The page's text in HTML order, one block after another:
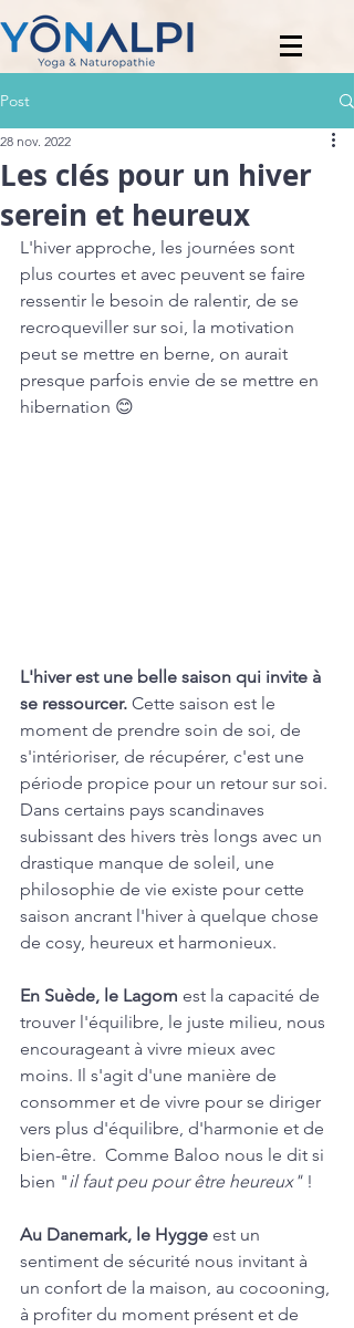
Post
Les clés pour un hiver
serein et heureux
28 nov. 2022
L'hiver approche, les journées sont
plus courtes et avec peuvent se faire
ressentir le besoin de ralentir, de se
recroqueviller sur soi, la motivation
peut se mettre en berne, on aurait
presque parfois envie de se mettre en
hibernation 😊
L'hiver est une belle saison qui invite à
se ressourcer. Cette saison est le
moment de prendre soin de soi, de
s'intérioriser, de récupérer, c'est une
période propice pour un retour sur soi.
Dans certains pays scandinaves
subissant des hivers très longs avec un
drastique manque de soleil, une
philosophie de vie existe pour cette
saison ancrant l'hiver à quelque chose
de cosy, heureux et harmonieux.
En Suède, le Lagom est la capacité de
trouver l'équilibre, le juste milieu, nous
encourageant à vivre mieux avec
moins. Il s'agit d'une manière de
consommer et de vivre pour se diriger
vers plus d'équilibre, d'harmonie et de
bien-être.  Comme Baloo nous le dit si
bien "il faut peu pour être heureux" !
Au Danemark, le Hygge est un
sentiment de sécurité nous invitant à
un confort de la maison, au cocooning,
à profiter du moment présent et de